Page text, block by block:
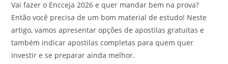
Vai fazer o Encceja 2026 e quer mandar bem na prova?
Então você precisa de um bom material de estudo! Neste
artigo, vamos apresentar opções de apostilas gratuitas e
também indicar apostilas completas para quem quer
investir e se preparar ainda melhor.